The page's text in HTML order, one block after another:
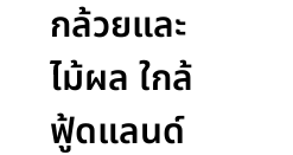
กล้วยและ
ไม้ผล ใกล้
ฟู้ดแลนด์